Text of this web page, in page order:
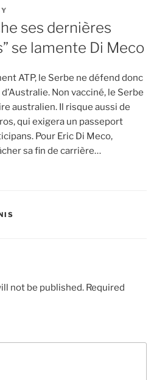
ses dernières
se lamente Di Meco
ATP, le Serbe ne défend donc
Non vacciné, le Serbe
australien. Il risque aussi de
qui exigera un passeport
Pour Eric Di Meco,
sa fin de carrière…
not be published. Required